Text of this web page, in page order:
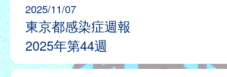
2025/11/07
東京都感染症週報
2025年第44週